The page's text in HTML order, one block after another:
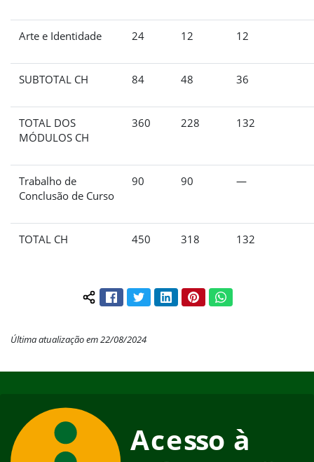
Arte e Identidade 24 12 12
SUBTOTAL CH 84 48 36
TOTAL DOS
MÓDULOS CH
360 228 132
Trabalho de
Conclusão de Curso
90 90 —
TOTAL CH 450 318 132
Compartilhar conteúdo:
FacebookTwitterLinkedInPinterestWhatsApp
Última atualização em 22/08/2024